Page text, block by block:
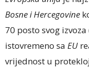
Bosne i Hercegovine
70 posto svog
istovremeno sa EU
vrijednost u